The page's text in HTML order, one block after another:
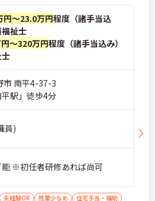
なるスキルアップが期待
研修など多彩な研修があ
深められます
の実践的なサポートを受
をスタートできます
て無理なく長く働ける
日間のリフレッシュ休暇
かりと休むことができ
りが評価につながりま
酬制度が設けられてい
円～23.0万円程度（諸手当込
祉士
～320万円程度（諸手当込み）
市 南平4-37-3
駅」徒歩4分
員)
※初任者研修あれば尚可
未経験OK 残業少なめ
住宅手当・補助